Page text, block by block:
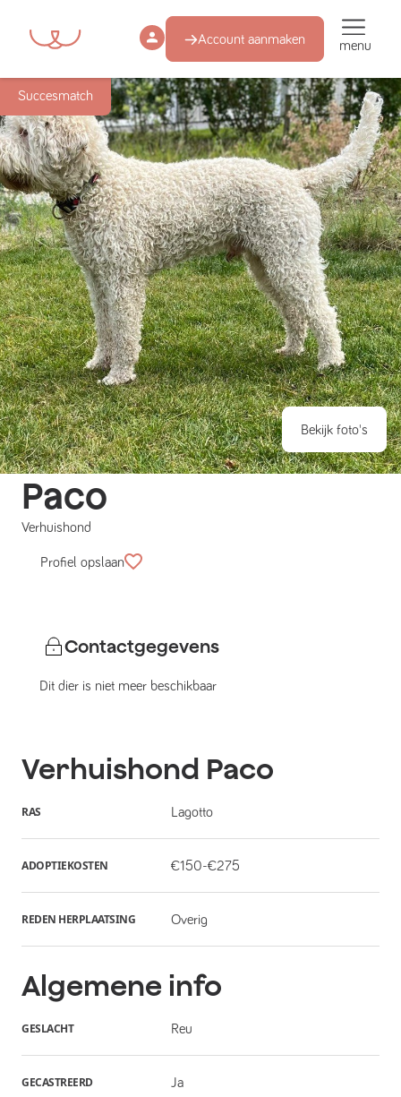
Account aanmaken menu
Succesmatch
Bekijk foto's
Paco
Verhuishond
Profiel opslaan
Contactgegevens
Dit dier is niet meer beschikbaar
Verhuishond Paco
RAS Lagotto
ADOPTIEKOSTEN €150-€275
REDEN HERPLAATSING Overig
Algemene info
GESLACHT Reu
GECASTREERD Ja